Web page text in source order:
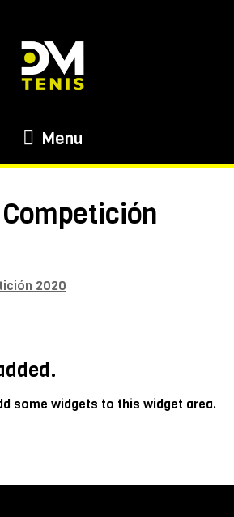
Menu
some widgets to this widget area.